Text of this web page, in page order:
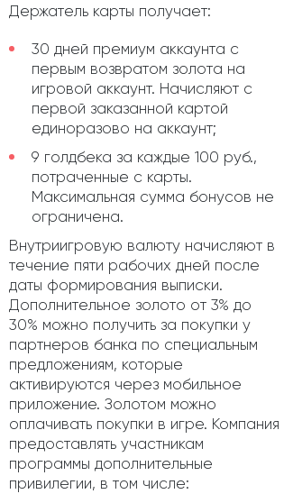
Держатель карты получает:
30 дней премиум аккаунта с
первым возвратом золота на
игровой аккаунт. Начисляют с
первой заказанной картой
единоразово на аккаунт;
9 голдбека за каждые 100 руб.,
потраченные с карты.
Максимальная сумма бонусов не
ограничена.
Внутриигровую валюту начисляют в
течение пяти рабочих дней после
даты формирования выписки.
Дополнительное золото от 3% до
30% можно получить за покупки у
партнеров банка по специальным
предложениям, которые
активируются через мобильное
приложение. Золотом можно
оплачивать покупки в игре. Компания
предоставлять участникам
программы дополнительные
привилегии, в том числе: